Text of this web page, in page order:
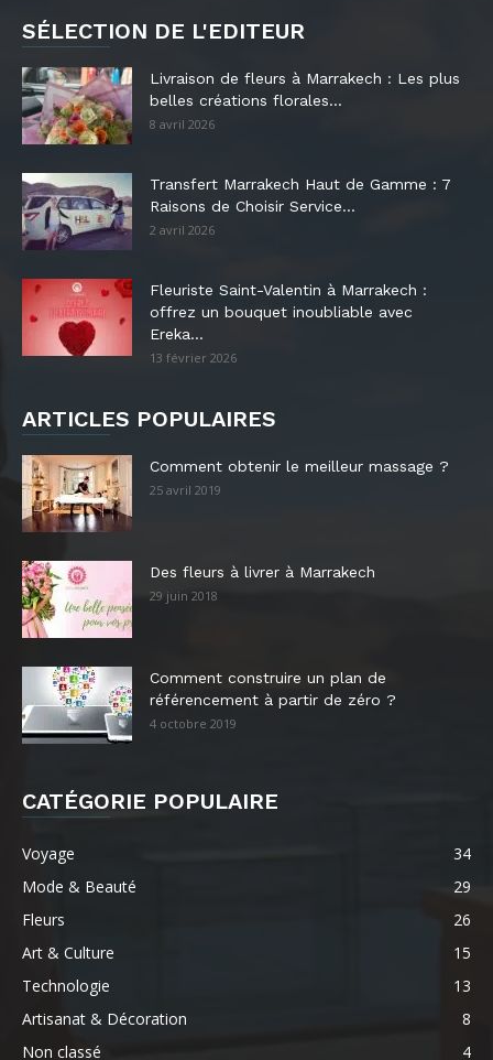
SÉLECTION DE L'EDITEUR
Livraison de fleurs à Marrakech : Les plus
belles créations florales...
8 avril 2026
Transfert Marrakech Haut de Gamme : 7
Raisons de Choisir Service...
2 avril 2026
Fleuriste Saint-Valentin à Marrakech :
offrez un bouquet inoubliable avec
Ereka...
13 février 2026
ARTICLES POPULAIRES
Comment obtenir le meilleur massage ?
25 avril 2019
Des fleurs à livrer à Marrakech
29 juin 2018
Comment construire un plan de
référencement à partir de zéro ?
4 octobre 2019
CATÉGORIE POPULAIRE
Voyage
34
Mode & Beauté
29
Fleurs
26
Art & Culture
15
Technologie
13
Artisanat & Décoration
8
Non classé
4